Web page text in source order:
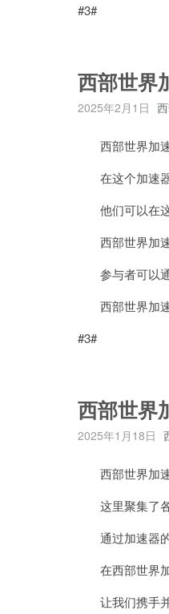
#3#
西部世界
2025年2月1日
西部世界加速
在这个加速器
他们可以在这
西部世界加速
参与者可以通
西部世界加速
#3#
西部世界
2025年1月18日
西部世界加速
这里聚集了各
通过加速器的
在西部世界加
让我们携手并